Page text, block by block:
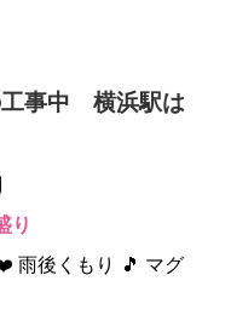
工事中 横浜駅は
り
雨後くもり
🎵 マグ